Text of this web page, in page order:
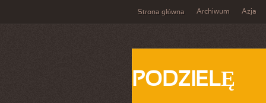
Strona główna Archiwum Azja
PODZIELĘ